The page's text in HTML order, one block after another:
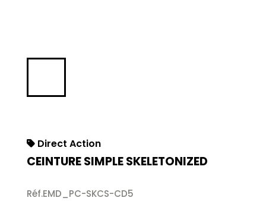
Direct Action
CEINTURE SIMPLE SKELETONIZED
Réf.EMD_PC-SKCS-CD5